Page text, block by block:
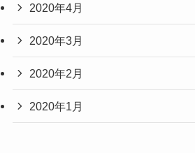
2020年4月
2020年3月
2020年2月
2020年1月